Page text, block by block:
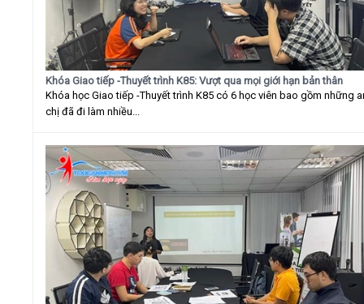
Khóa Giao tiếp -Thuyết trình K85: Vượt qua mọi giới hạn bản thân
Khóa học Giao tiếp -Thuyết trình K85 có 6 học viên bao gồm những
chị đã đi làm nhiều...